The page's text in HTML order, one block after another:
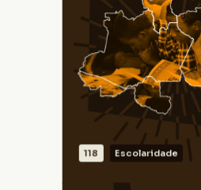
118 Escolaridade
Fonte: PNADc e
VER DADOS